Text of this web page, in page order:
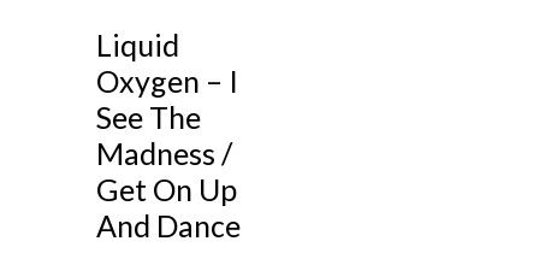
Liquid
Oxygen ‎– I
See The
Madness /
Get On Up
And Dance